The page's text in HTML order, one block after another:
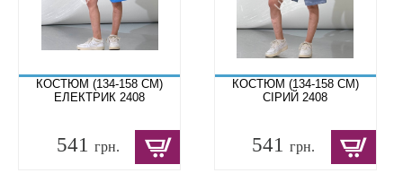
КОСТЮМ (134-158 СМ)
ЕЛЕКТРИК 2408
541 грн.
КОСТЮМ (134-158 СМ)
СІРИЙ 2408
541грн.